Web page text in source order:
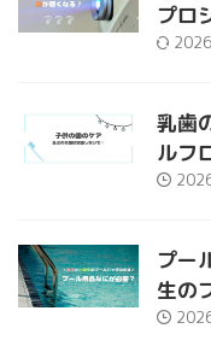
プロ
乳歯
ルフ
プー
生の